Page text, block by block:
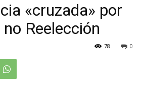
«cruzada» por
Reelección
0
78